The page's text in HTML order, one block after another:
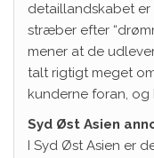
detaillandskabet
stræber efter
mener at de
talt rigtigt meget
kunderne foran,
Syd Øst Asien
I Syd Øst Asien er